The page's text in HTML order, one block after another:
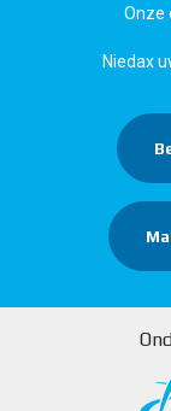
Onze
Niedax